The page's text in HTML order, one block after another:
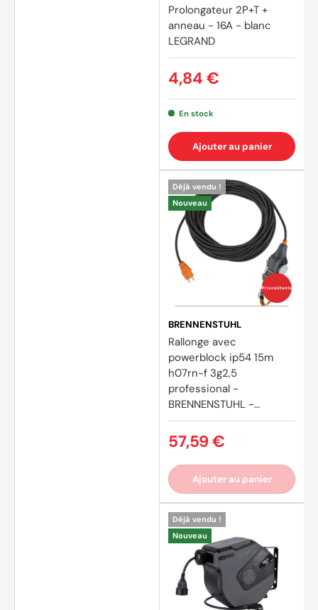
Prolongateur 2P+T +
anneau - 16A - blanc
LEGRAND
4,84 €
En stock
Ajouter au panier
Prix coûtants
Déjà vendu !
Nouveau
BRENNENSTUHL
Rallonge avec
powerblock ip54 15m
h07rn-f 3g2,5
professional -
BRENNENSTUHL -
9162151160
57,59 €
Ajouter au panier
Déjà vendu !
Nouveau